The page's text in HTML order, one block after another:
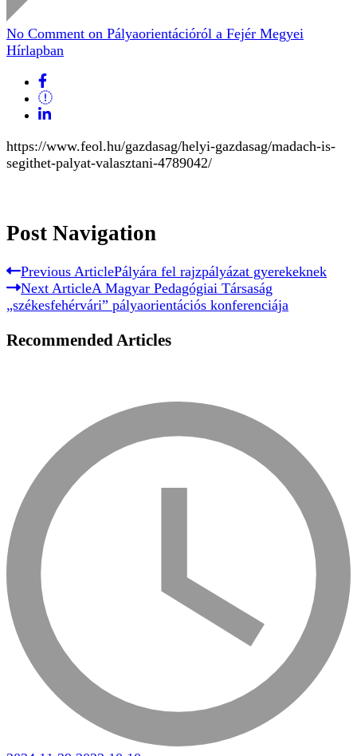
No Comment on Pályaorientációról a Fejér Megyei
Hírlapban
https://www.feol.hu/gazdasag/helyi-gazdasag/madach-is-
segithet-palyat-valasztani-4789042/
Post Navigation
Previous ArticlePályára fel rajzpályázat gyerekeknek
Next ArticleA Magyar Pedagógiai Társaság
„székesfehérvári” pályaorientációs konferenciája
Recommended Articles